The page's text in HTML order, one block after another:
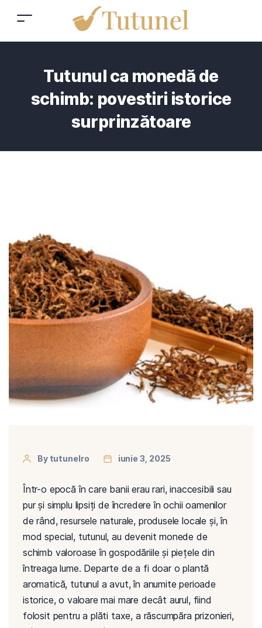
Tutunul ca monedă de
schimb: povestiri istorice
surprinzătoare
By tutunelro iunie 3, 2025
Într-o epocă în care banii erau rari, inaccesibili sau
pur și simplu lipsiți de încredere în ochii oamenilor
de rând, resursele naturale, produsele locale și, în
mod special, tutunul, au devenit monede de
schimb valoroase în gospodăriile și piețele din
întreaga lume. Departe de a fi doar o plantă
aromatică, tutunul a avut, în anumite perioade
istorice, o valoare mai mare decât aurul, fiind
folosit pentru a plăti taxe, a răscumpăra prizonieri,